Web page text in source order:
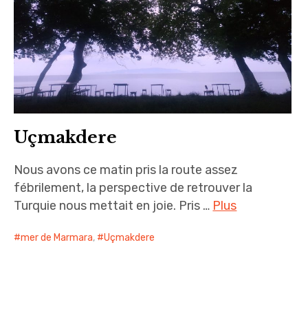
Uçmakdere
Nous avons ce matin pris la route assez
fébrilement, la perspective de retrouver la
Turquie nous mettait en joie. Pris … Plus
mer de Marmara, Uçmakdere